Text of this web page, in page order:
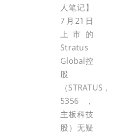
人笔记】
7月21日
上市的
Stratus
Global控
股
（STRATUS，
5356，
主板科技
股）无疑